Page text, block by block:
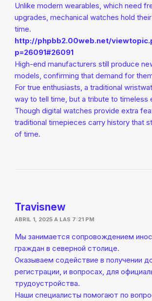
Unlike modern wearables, which need
upgrades, mechanical watches hold
time.
http://phpbb2.00web.net/
p=26091#26091
High-end manufacturers still produce
models, confirming that demand for
For true enthusiasts, a traditional
way to tell time, but a tribute to timeless
Though digital watches provide extra
traditional timepieces carry history that
of time.
Travisnew
ABRIL 1, 2025 A LAS 7:21 PM
Мы занимается сопровождением
граждан в северной столице.
Оказываем содействие в получении
регистрации, и вопросах, для
трудоустройства.
Наши специалисты помогают по